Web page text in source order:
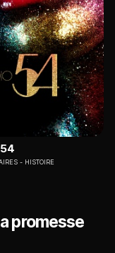
HISTOIRE
promesse